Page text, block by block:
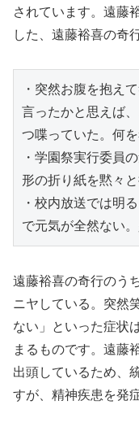
されています。遠藤
した、遠藤裕喜の奇
・突然お腹を抱え
言ったかと思えば
つ喋っていた。何
・学園祭実行委員
形の折り紙を黙々
・校内放送では明
で元気が全然ない
遠藤裕喜の奇行のう
ニヤしている。突然
ない」といった症状
まるものです。遠藤
出頭しているため、
すが、精神疾患を発